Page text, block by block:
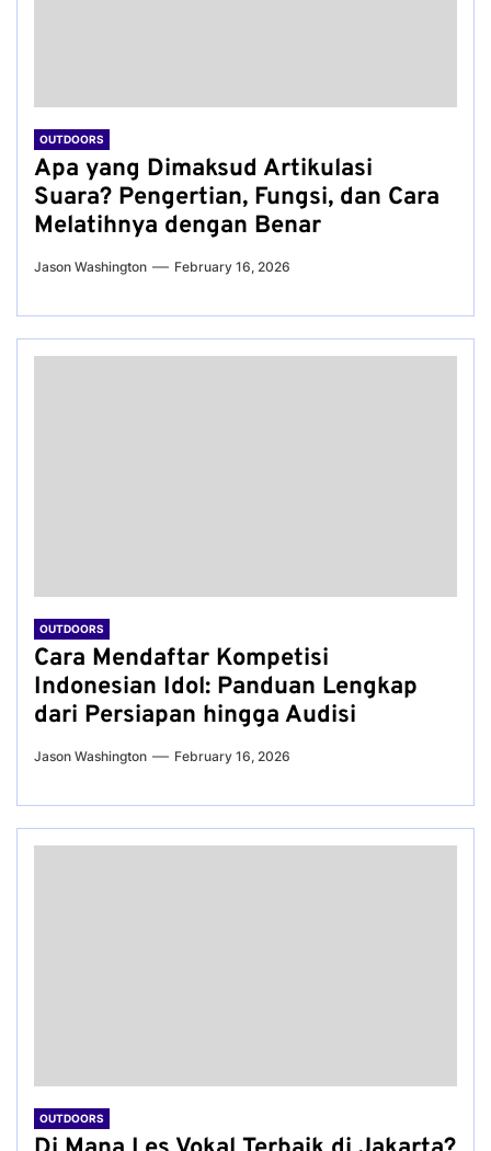
OUTDOORS
Apa yang Dimaksud Artikulasi
Suara? Pengertian, Fungsi, dan Cara
Melatihnya dengan Benar
Jason Washington February 16, 2026
OUTDOORS
Cara Mendaftar Kompetisi
Indonesian Idol: Panduan Lengkap
dari Persiapan hingga Audisi
Jason Washington February 16, 2026
OUTDOORS